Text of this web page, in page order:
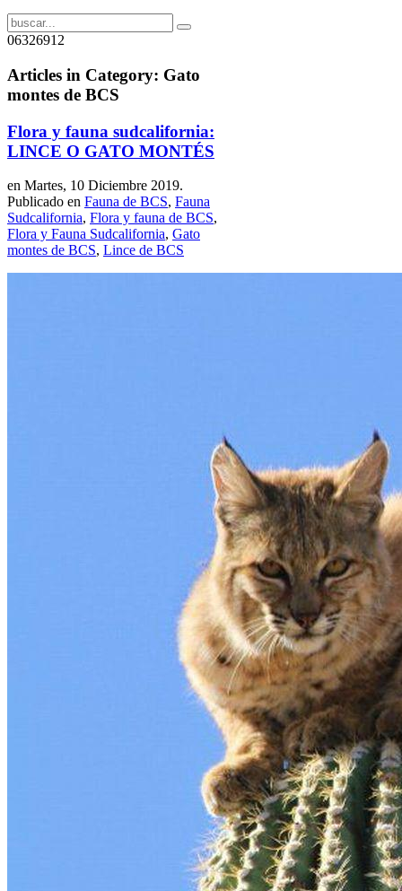
06326912
Articles in Category: Gato
montes de BCS
Flora y fauna sudcalifornia:
LINCE O GATO MONTÉS
en Martes, 10 Diciembre 2019.
Publicado en Fauna de BCS, Fauna
Sudcalifornia, Flora y fauna de BCS,
Flora y Fauna Sudcalifornia, Gato
montes de BCS, Lince de BCS